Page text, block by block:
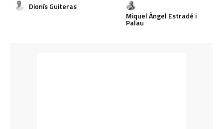
Dionís Guiteras
Miquel Àngel Estradé i
Palau